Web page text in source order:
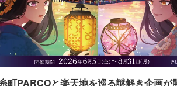
町PARCOと楽天地を巡る謎解き企画が